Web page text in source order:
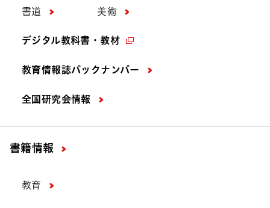
書道 美術
デジタル教科書・教材
教育情報誌バックナンバー
全国研究会情報
書籍情報
教育